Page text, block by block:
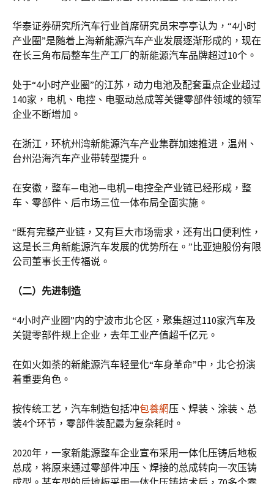
华泰证券研究所汽车行业首席研究员宋亭亭认为，“4小时
产业圈”是随着上海新能源汽车产业发展逐渐形成的，现在
在长三角布局整车生产工厂的新能源汽车品牌超过10个。
处于“4小时产业圈”的江苏，动力电池及配套重点企业超过
140家，电机、电控、电驱动总成等关键零部件领域的领军
企业不断增加。
在浙江，环杭州湾新能源汽车产业集群加速推进，温州、
台州沿海汽车产业带转型提升。
在安徽，整车—电池—电机—电控全产业链已经形成，整
车、零部件、后市场三位一体布局全面实施。
“既有完整产业链，又有巨大市场需求，还有出口便利性，
这是长三角新能源汽车发展的优势所在。”比亚迪股份有限
公司董事长王传福说。
（二）先进制造
“4小时产业圈”内的宁波市北仑区，聚集超过110家汽车及
关键零部件规上企业，去年工业产值超千亿元。
在如火如荼的新能源汽车轻量化“车身革命”中，北仑扮演
着重要角色。
按传统工艺，汽车制造包括冲包養網压、焊装、涂装、总
装4个环节，零部件装配最为复杂耗时。
2020年，一家新能源整车企业宣布采用一体化压铸后地板
总成，将原来通过零部件冲压、焊接的总成转向一次压铸